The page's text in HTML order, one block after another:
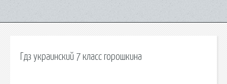
Гдз украинский 7 класс горошкина